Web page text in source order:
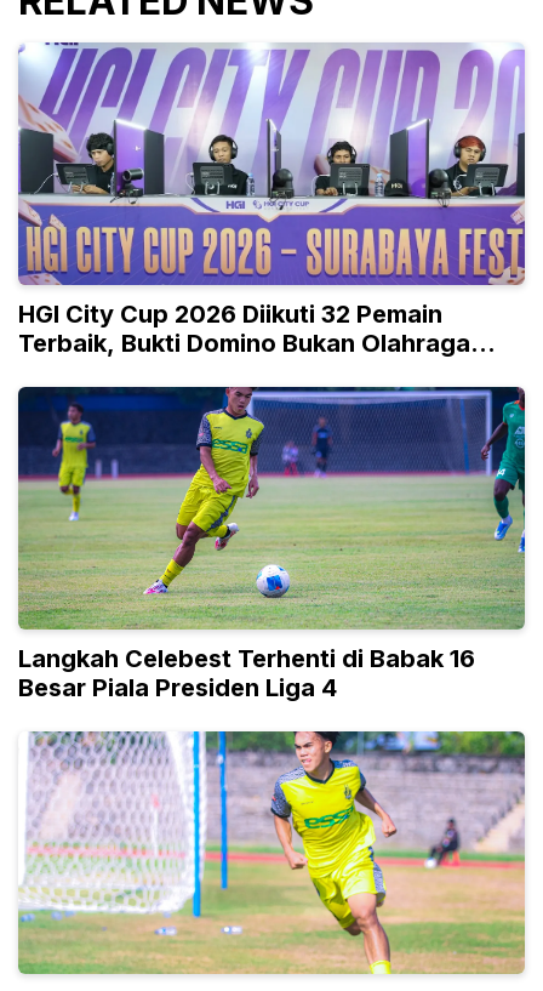
HGI City Cup 2026 Diikuti 32 Pemain
Terbaik, Bukti Domino Bukan Olahraga
Langkah Celebest Terhenti di Babak 16
Besar Piala Presiden Liga 4